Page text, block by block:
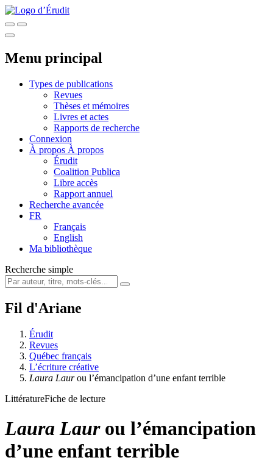
Menu principal
Types de publications
Revues
Thèses et mémoires
Livres et actes
Rapports de recherche
Connexion
À propos À propos
Érudit
Coalition Publica
Libre accès
Rapport annuel
Recherche avancée
FR
Français
English
Ma bibliothèque
Recherche simple
Fil d'Ariane
Érudit
Revues
Québec français
L’écriture créative
Laura Laurou l’émancipation d’une enfant terrible
LittératureFiche de lecture
Laura Laurou l’émancipation
d’une enfant terrible